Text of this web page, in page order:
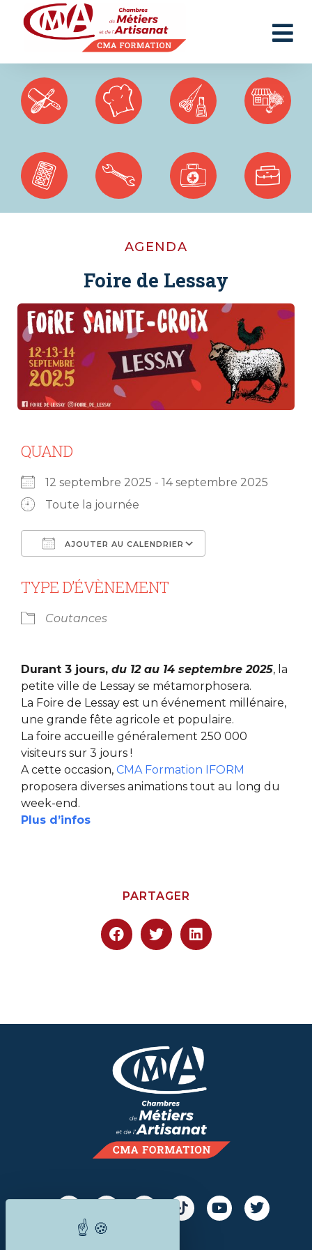
AGENDA
Foire de Lessay
QUAND
12 septembre 2025 - 14 septembre 2025
Toute la journée
AJOUTER AU CALENDRIER
TYPE D’ÉVÈNEMENT
Coutances
Durant 3 jours, du 12 au 14 septembre 2025, la
petite ville de Lessay se métamorphosera.
La Foire de Lessay est un événement millénaire,
une grande fête agricole et populaire.
La foire accueille généralement 250 000
visiteurs sur 3 jours !
A cette occasion, CMA Formation IFORM
proposera diverses animations tout au long du
week-end.
Plus d’infos
PARTAGER
Nos campus de formation
Panneau de gestion des cookies